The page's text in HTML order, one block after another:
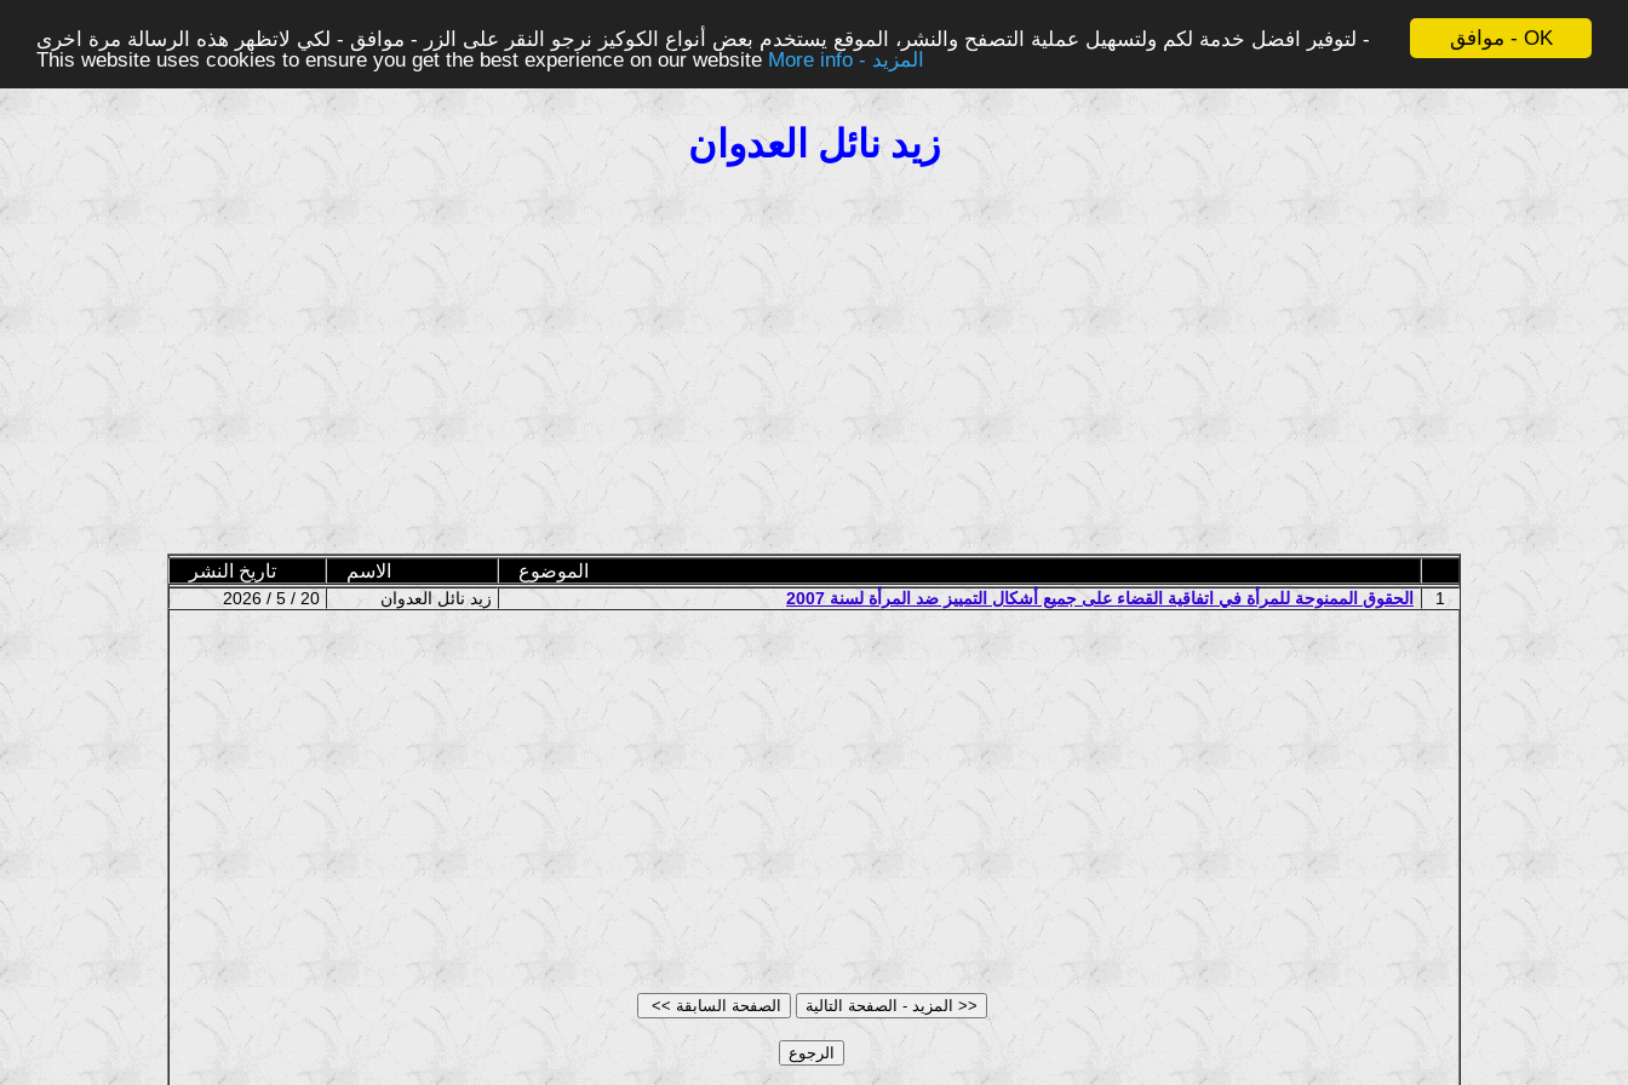
موافق - OK
لتوفير افضل خدمة لكم ولتسهيل عملية التصفح والنشر، الموقع يستخدم بعض أنواع الكوكيز نرجو النقر على الزر - موافق - لكي لاتظهر هذه الرسالة مرة اخرى -
This website uses cookies to ensure you get the best experience on our website
More info - المزيد
زيد نائل العدوان
تاريخ النشر الاسم الموضوع
2026 / 5 / 20 الحقوق الممنوحة للمرأة في اتفاقية القضاء على جميع أشكال التمييز ضد المرأة لسنة 2007 1